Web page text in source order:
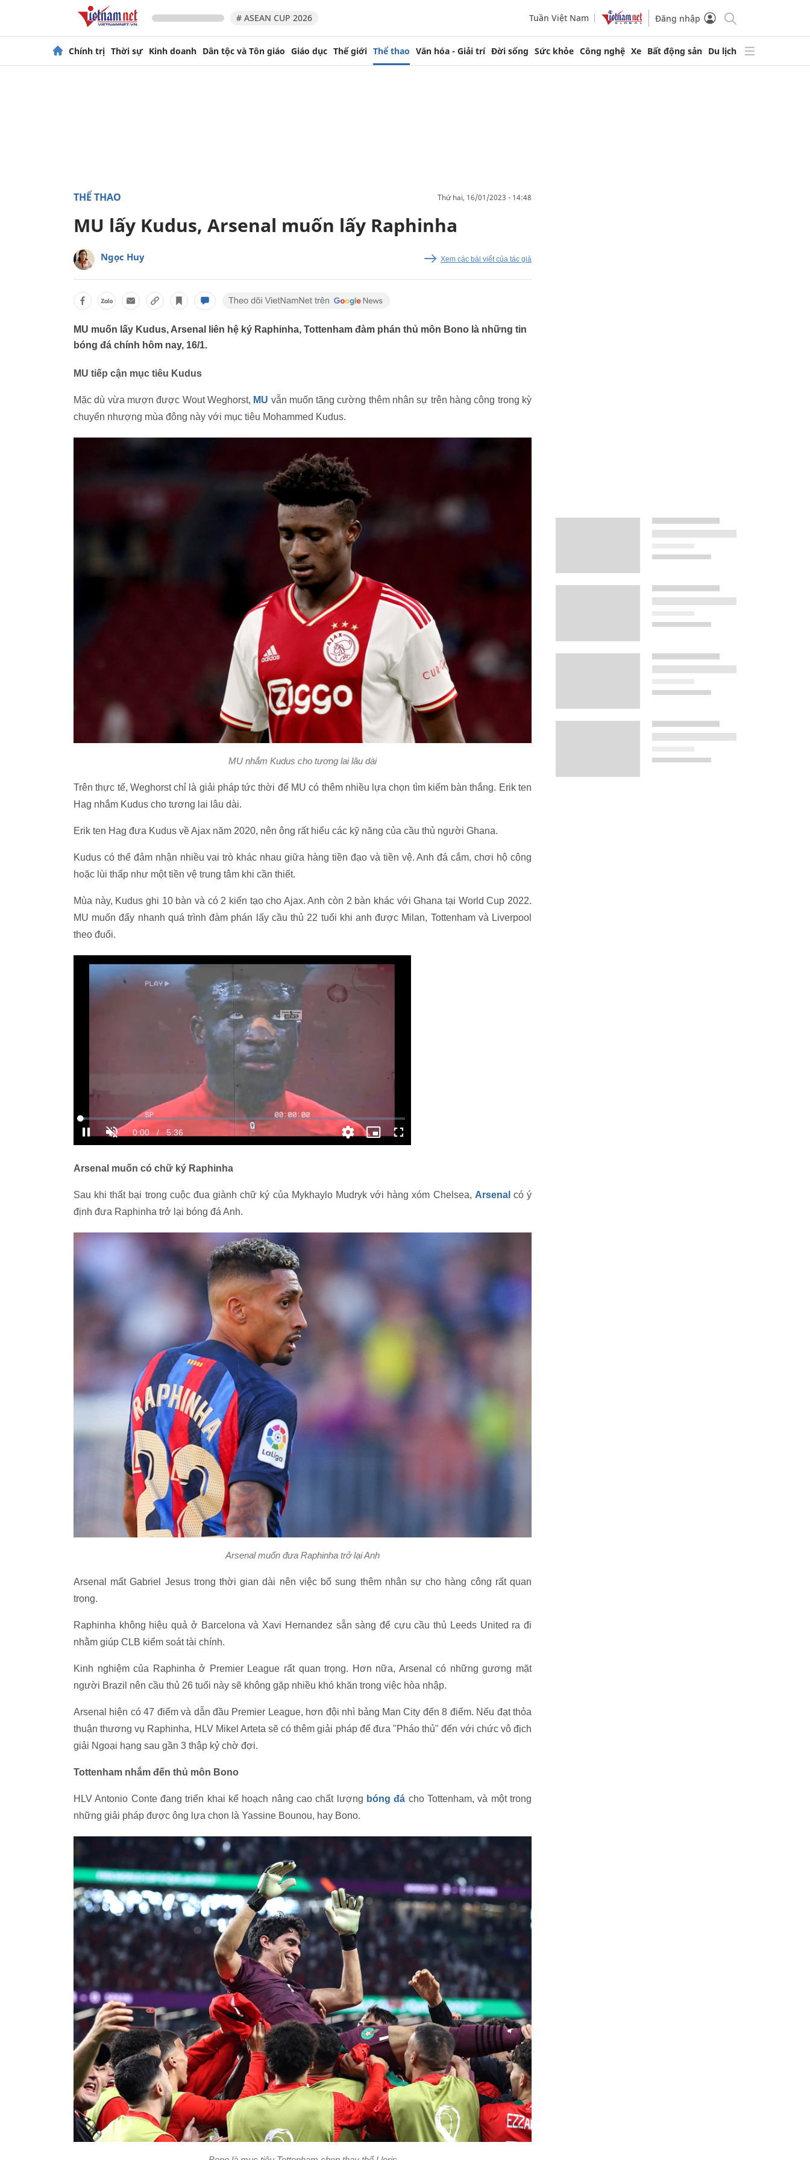
# ASEAN CUP 2026 Tuần Việt Nam Đăng nhập
Chính trị Thời sự Kinh doanh Dân tộc và Tôn giáo Giáo dục Thế giới Thể thao Văn hóa - Giải trí Đời sống Sức khỏe Công nghệ Xe Bất động sản Du lịch
THỂ THAO thứ hai, 16/01/2023 - 14:48
MU lấy Kudus, Arsenal muốn lấy Raphinha
Ngọc Huy Xem các bài viết của tác giả
MU muốn lấy Kudus, Arsenal liên hệ ký Raphinha, Tottenham đàm phán thủ môn Bono là những tin
bóng đá chính hôm nay, 16/1.
MU tiếp cận mục tiêu Kudus
Mặc dù vừa mượn được Wout Weghorst, MU vẫn muốn tăng cường thêm nhân sự trên hàng công trong kỳ
chuyển nhượng mùa đông này với mục tiêu Mohammed Kudus.
MU nhắm Kudus cho tương lai lâu dài
Trên thực tế, Weghorst chỉ là giải pháp tức thời để MU có thêm nhiều lựa chọn tìm kiếm bàn thắng. Erik ten
Hag nhắm Kudus cho tương lai lâu dài.
Erik ten Hag đưa Kudus về Ajax năm 2020, nên ông rất hiểu các kỹ năng của cầu thủ người Ghana.
Kudus có thể đảm nhận nhiều vai trò khác nhau giữa hàng tiền đạo và tiền vệ. Anh đá cắm, chơi hộ công
hoặc lùi thấp như một tiền vệ trung tâm khi cần thiết.
Mùa này, Kudus ghi 10 bàn và có 2 kiến tạo cho Ajax. Anh còn 2 bàn khác với Ghana tại World Cup 2022.
MU muốn đẩy nhanh quá trình đàm phán lấy cầu thủ 22 tuổi khi anh được Milan, Tottenham và Liverpool
theo đuổi.
Arsenal muốn có chữ ký Raphinha
Sau khi thất bại trong cuộc đua giành chữ ký của Mykhaylo Mudryk với hàng xóm Chelsea, Arsenal có ý
định đưa Raphinha trở lại bóng đá Anh.
Arsenal muốn đưa Raphinha trở lại Anh
Arsenal mất Gabriel Jesus trong thời gian dài nên việc bổ sung thêm nhân sự cho hàng công rất quan
trọng.
Raphinha không hiệu quả ở Barcelona và Xavi Hernandez sẵn sàng để cựu cầu thủ Leeds United ra đi
nhằm giúp CLB kiểm soát tài chính.
Kinh nghiệm của Raphinha ở Premier League rất quan trọng. Hơn nữa, Arsenal có những gương mặt
người Brazil nên cầu thủ 26 tuổi này sẽ không gặp nhiều khó khăn trong việc hòa nhập.
Arsenal hiện có 47 điểm và dẫn đầu Premier League, hơn đội nhì bảng Man City đến 8 điểm. Nếu đạt thỏa
thuận thương vụ Raphinha, HLV Mikel Arteta sẽ có thêm giải pháp để đưa "Pháo thủ" đến với chức vô địch
giải Ngoại hạng sau gần 3 thập kỷ chờ đợi.
Tottenham nhắm đến thủ môn Bono
HLV Antonio Conte đang triển khai kế hoạch nâng cao chất lượng bóng đá cho Tottenham, và một trong
những giải pháp được ông lựa chọn là Yassine Bounou, hay Bono.